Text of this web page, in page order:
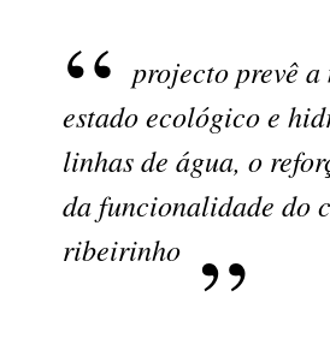
projecto prevê
estado ecológico e
linhas de água, o
da funcionalidade do
ribeirinho